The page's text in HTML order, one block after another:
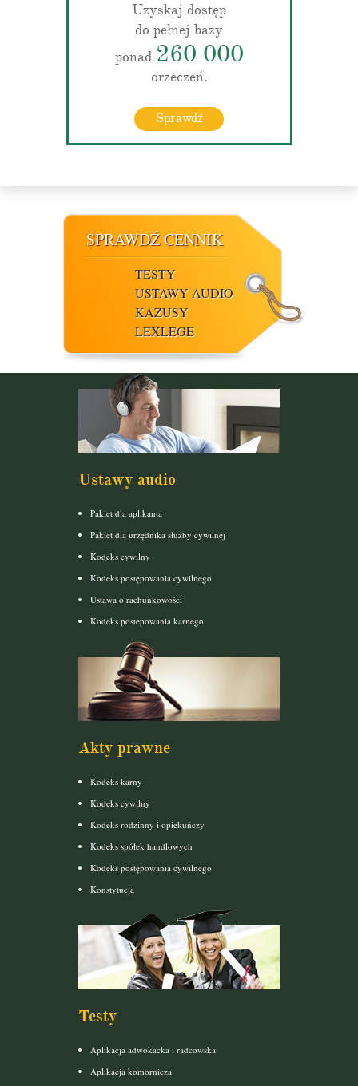
Uzyskaj dostęp
do pełnej bazy
ponad 260 000
orzeczeń.
Sprawdź
SPRAWDŹ CENNIK
TESTY
USTAWY AUDIO
KAZUSY
LEXLEGE
Ustawy audio
Pakiet dla aplikanta
Pakiet dla urzędnika służby cywilnej
Kodeks cywilny
Kodeks postępowania cywilnego
Ustawa o rachunkowości
Kodeks postepowania karnego
Akty prawne
Kodeks karny
Kodeks cywilny
Kodeks rodzinny i opiekuńczy
Kodeks spółek handlowych
Kodeks postępowania cywilnego
Konstytucja
Testy
Aplikacja adwokacka i radcowska
Aplikacja komornicza